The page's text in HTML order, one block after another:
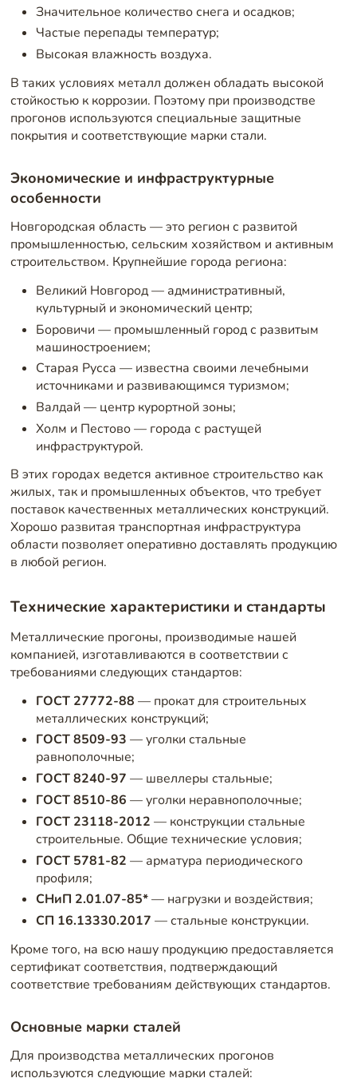
Значительное количество снега и осадков;
Частые перепады температур;
Высокая влажность воздуха.
В таких условиях металл должен обладать высокой
стойкостью к коррозии. Поэтому при производстве
прогонов используются специальные защитные
покрытия и соответствующие марки стали.
Экономические и инфраструктурные
особенности
Новгородская область — это регион с развитой
промышленностью, сельским хозяйством и активным
строительством. Крупнейшие города региона:
Великий Новгород — административный,
культурный и экономический центр;
Боровичи — промышленный город с развитым
машиностроением;
Старая Русса — известна своими лечебными
источниками и развивающимся туризмом;
Валдай — центр курортной зоны;
Холм и Пестово — города с растущей
инфраструктурой.
В этих городах ведется активное строительство как
жилых, так и промышленных объектов, что требует
поставок качественных металлических конструкций.
Хорошо развитая транспортная инфраструктура
области позволяет оперативно доставлять продукцию
в любой регион.
Технические характеристики и стандарты
Металлические прогоны, производимые нашей
компанией, изготавливаются в соответствии с
требованиями следующих стандартов:
ГОСТ 27772-88 — прокат для строительных
металлических конструкций;
ГОСТ 8509-93 — уголки стальные
равнополочные;
ГОСТ 8240-97 — швеллеры стальные;
ГОСТ 8510-86 — уголки неравнополочные;
ГОСТ 23118-2012 — конструкции стальные
строительные. Общие технические условия;
ГОСТ 5781-82 — арматура периодического
профиля;
СНиП 2.01.07-85*— нагрузки и воздействия;
СП 16.13330.2017 — стальные конструкции.
Кроме того, на всю нашу продукцию предоставляется
сертификат соответствия, подтверждающий
соответствие требованиям действующих стандартов.
Основные марки сталей
Для производства металлических прогонов
используются следующие марки сталей: